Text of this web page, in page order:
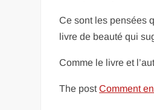
Ce sont les pensées
livre de beauté qui
Comme le livre et
The postComment